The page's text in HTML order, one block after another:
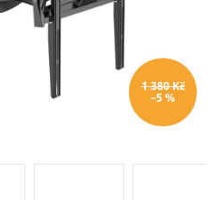
1 380 Kč
–5 %